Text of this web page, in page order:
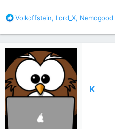
Б
а
г
д
а
р
н
о
Volkoffstein, Lord_X, Nemogood
K